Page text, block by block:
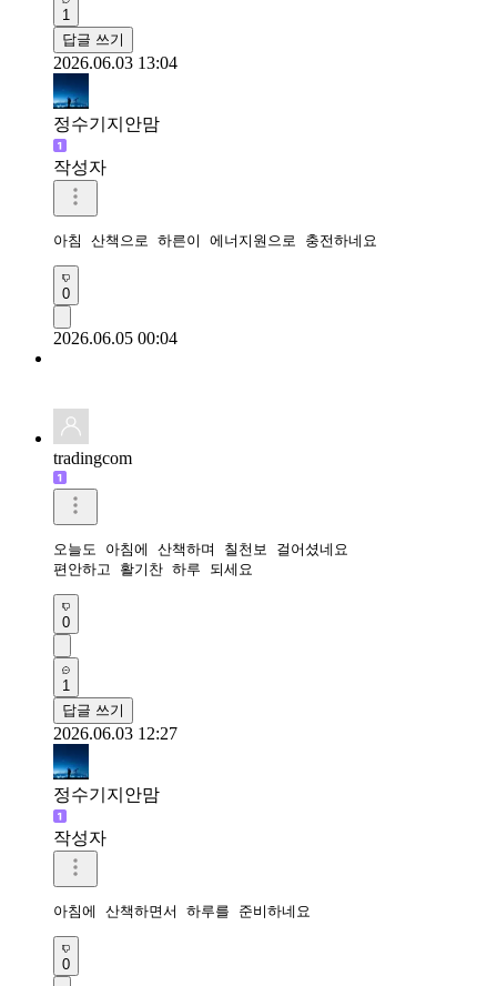
1
답글 쓰기
2026.06.03 13:04
정수기지안맘
작성자
아침 산책으로 하른이 에너지원으로 충전하네요
0
2026.06.05 00:04
tradingcom
오늘도 아침에 산책하며 칠천보 걸어셨네요
편안하고 활기찬 하루 되세요
0
1
답글 쓰기
2026.06.03 12:27
정수기지안맘
작성자
아침에 산책하면서 하루를 준비하네요
0